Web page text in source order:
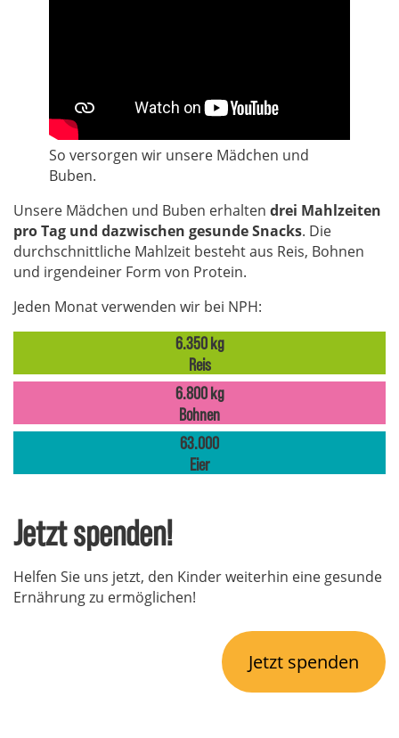
So versorgen wir unsere Mädchen und
Buben.
Unsere Mädchen und Buben erhalten drei Mahlzeiten
pro Tag und dazwischen gesunde Snacks. Die
durchschnittliche Mahlzeit besteht aus Reis, Bohnen
und irgendeiner Form von Protein.
Jeden Monat verwenden wir bei NPH:
6.350 kg
Reis
6.800 kg
Bohnen
63.000
Eier
Jetzt spenden!
Helfen Sie uns jetzt, den Kinder weiterhin eine gesunde
Ernährung zu ermöglichen!
Jetzt spenden